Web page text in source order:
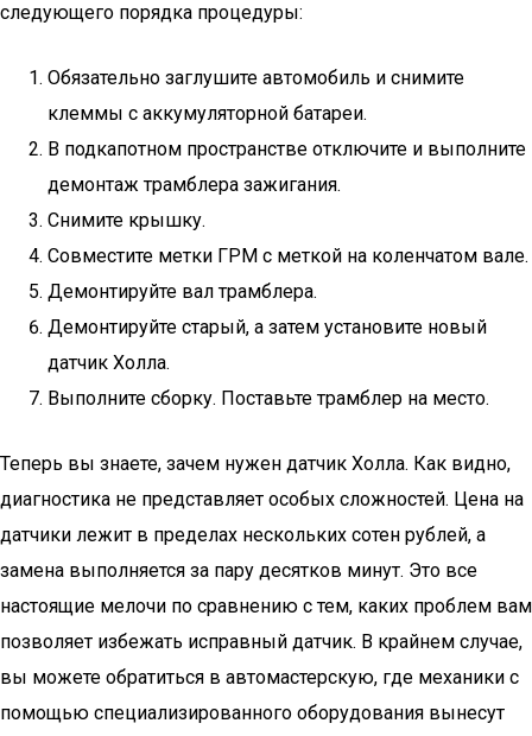
следующего порядка процедуры:
Обязательно заглушите автомобиль и снимите
клеммы с аккумуляторной батареи.
В подкапотном пространстве отключите и выполните
демонтаж трамблера зажигания.
Снимите крышку.
Совместите метки ГРМ с меткой на коленчатом вале.
Демонтируйте вал трамблера.
Демонтируйте старый, а затем установите новый
датчик Холла.
Выполните сборку. Поставьте трамблер на место.
Теперь вы знаете, зачем нужен датчик Холла. Как видно,
диагностика не представляет особых сложностей. Цена на
датчики лежит в пределах нескольких сотен рублей, а
замена выполняется за пару десятков минут. Это все
настоящие мелочи по сравнению с тем, каких проблем вам
позволяет избежать исправный датчик. В крайнем случае,
вы можете обратиться в автомастерскую, где механики с
помощью специализированного оборудования вынесут